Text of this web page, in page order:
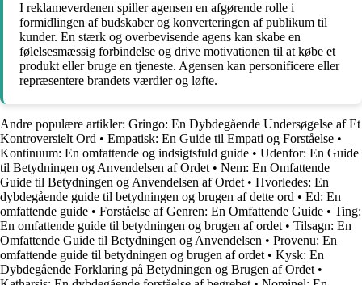
I reklameverdenen spiller agensen en afgørende rolle i
formidlingen af ​​budskaber og konverteringen af ​​publikum til
kunder. En stærk og overbevisende agens kan skabe en
følelsesmæssig forbindelse og drive motivationen til at købe et
produkt eller bruge en tjeneste. Agensen kan personificere eller
repræsentere brandets værdier og løfte.
Andre populære artikler: Gringo: En Dybdegående Undersøgelse af Et
Kontroversielt Ord • Empatisk: En Guide til Empati og Forståelse •
Kontinuum: En omfattende og indsigtsfuld guide • Udenfor: En Guide
til Betydningen og Anvendelsen af Ordet • Nem: En Omfattende
Guide til Betydningen og Anvendelsen af Ordet • Hvorledes: En
dybdegående guide til betydningen og brugen af dette ord • Ed: En
omfattende guide • Forståelse af Genren: En Omfattende Guide • Ting:
En omfattende guide til betydningen og brugen af ordet • Tilsagn: En
Omfattende Guide til Betydningen og Anvendelsen • Provenu: En
omfattende guide til betydningen og brugen af ordet • Kysk: En
Dybdegående Forklaring på Betydningen og Brugen af Ordet •